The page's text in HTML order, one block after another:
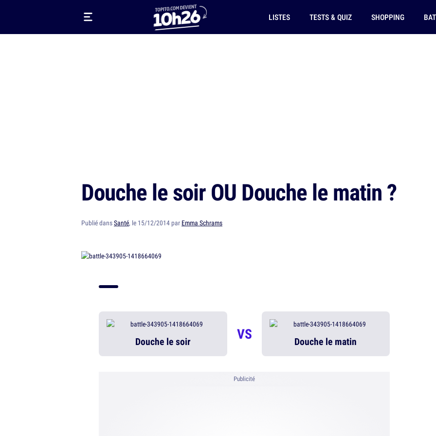
LISTES TESTS & QUIZ SHOPPING
Douche le soir OU Douche le matin ?
Publié dansSanté, le 15/12/2014 par Emma Schrams
Douche le soir VS Douche le matin
Publicité